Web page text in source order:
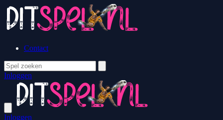
Contact
Inloggen
Inloggen